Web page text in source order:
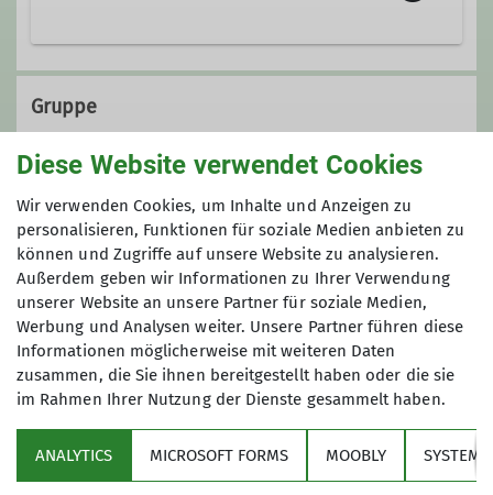
benjamin.wohlfarth@dav-
Gruppe
Bergdohlen (Jgh. 2011-2015)
Servus! Wir, die „Bergdohlen“, treffen
uns donnerstags von 17:30 bis 19:00
Uhr am Kletterturm. Spaß steht im
Vordergrund! Aktuell keine freien
Plätze, aber es gibt eine Warteliste.
Details
Über den Verein
Diese Website verwendet Cookies
Wir verwenden Cookies, um Inhalte und Anzeigen zu
personalisieren, Funktionen für soziale Medien anbieten zu
können und Zugriffe auf unsere Website zu analysieren.
Außerdem geben wir Informationen zu Ihrer Verwendung
unserer Website an unsere Partner für soziale Medien,
Werbung und Analysen weiter. Unsere Partner führen diese
Informationen möglicherweise mit weiteren Daten
zusammen, die Sie ihnen bereitgestellt haben oder die sie
im Rahmen Ihrer Nutzung der Dienste gesammelt haben.
ANALYTICS MICROSOFT FORMS MOOBLY SYSTEM